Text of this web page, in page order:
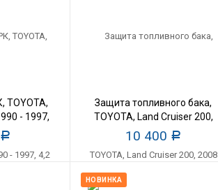
TOYOTA,
- 1997,
Р
Защита топливного бака,
TOYOTA, Land Cruiser 200,
2008 -, 4,7; 4,5TD, АМг
10 400 Р
НОВИНКА